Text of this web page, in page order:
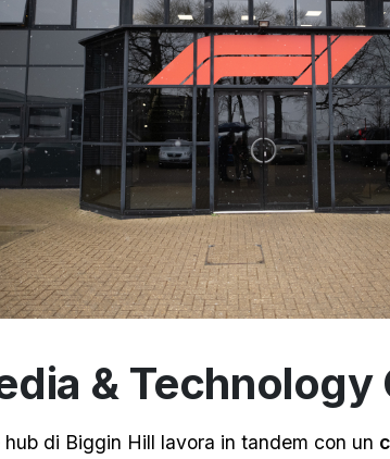
& Technology
hub di Biggin Hill lavora in tandem con un